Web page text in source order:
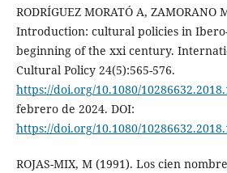
RODRÍGUEZ MORATÓ A, ZAMORANO
Introduction: cultural policies in
beginning of the xxi century.
Cultural Policy 24(5):565-576.
https://doi.org/10.1080/
febrero de 2024. DOI:
https://doi.org/10.1080/
ROJAS-MIX, M (1991). Los cien